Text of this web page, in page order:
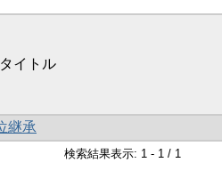
タイトル
継承
検索結果表示: 1 - 1 / 1